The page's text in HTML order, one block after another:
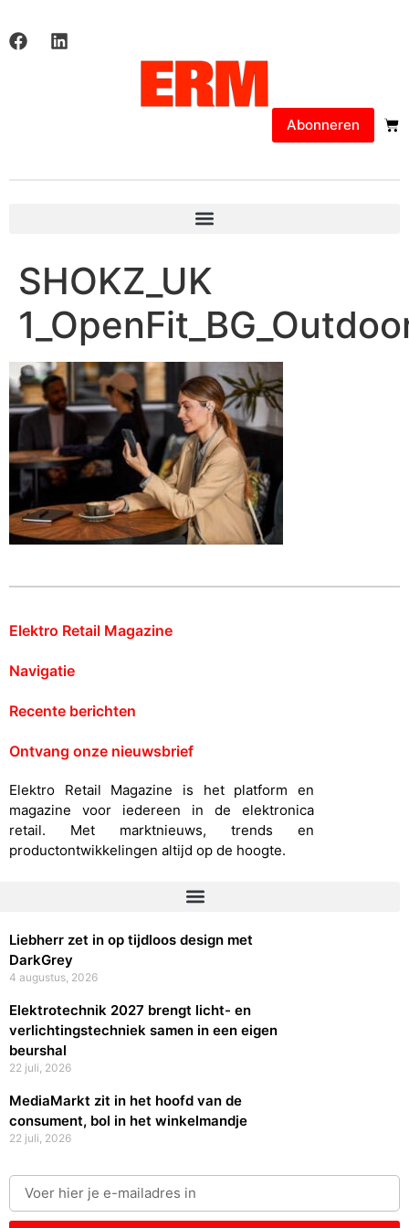
Abonneren
SHOKZ_UK
Elektro Retail Magazine
Navigatie
Recente berichten
Ontvang onze nieuwsbrief
Elektro Retail Magazine is het platform en
magazine voor iedereen in de elektronica
retail. Met marktnieuws, trends en
productontwikkelingen altijd op de hoogte.
Liebherr zet in op tijdloos design met
DarkGrey
4 augustus, 2026
Elektrotechnik 2027 brengt licht- en
verlichtingstechniek samen in een eigen
beurshal
22 juli, 2026
MediaMarkt zit in het hoofd van de
consument, bol in het winkelmandje
22 juli, 2026